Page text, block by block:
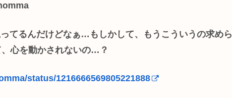
てるんだけどなぁ…もしかして、もうこういうの求めら
心を動かされないの…？
status/1216666569805221888